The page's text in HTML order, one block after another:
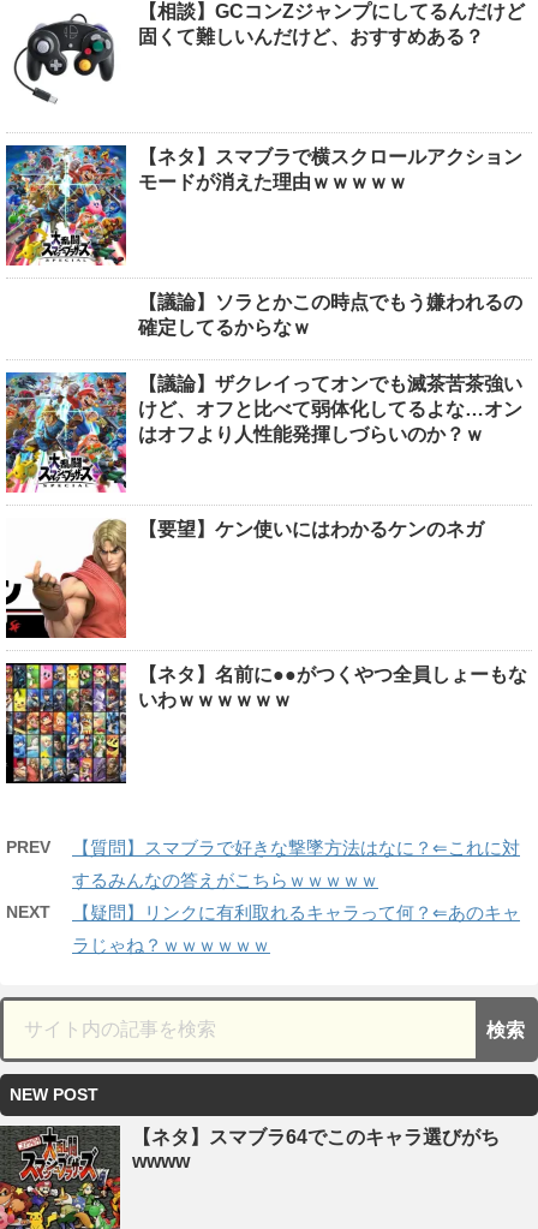
【相談】GCコンZジャンプにしてるんだけど
固くて難しいんだけど、おすすめある？
【ネタ】スマブラで横スクロールアクション
モードが消えた理由ｗｗｗｗｗ
【議論】ソラとかこの時点でもう嫌われるの
確定してるからなｗ
【議論】ザクレイってオンでも滅茶苦茶強い
けど、オフと比べて弱体化してるよな…オン
はオフより人性能発揮しづらいのか？ｗ
【要望】ケン使いにはわかるケンのネガ
【ネタ】名前に●●がつくやつ全員しょーもな
いわｗｗｗｗｗｗ
PREV
【質問】スマブラで好きな撃墜方法はなに？⇐これに対
するみんなの答えがこちらｗｗｗｗｗ
NEXT
【疑問】リンクに有利取れるキャラって何？⇐あのキャ
ラじゃね？ｗｗｗｗｗｗ
NEW POST
【ネタ】スマブラ64でこのキャラ選びがち
wwww